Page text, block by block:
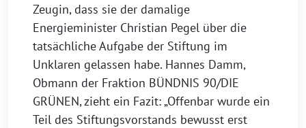
Zeugin, dass sie der damalige
Energieminister Christian Pegel über die
tatsächliche Aufgabe der Stiftung im
Unklaren gelassen habe. Hannes Damm,
Obmann der Fraktion BÜNDNIS 90/DIE
GRÜNEN, zieht ein Fazit: „Offenbar wurde ein
Teil des Stiftungsvorstands bewusst erst